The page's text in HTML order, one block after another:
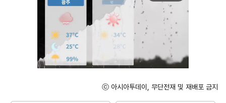
ⓒ 아시아투데이, 무단전재 및 재배포 금지